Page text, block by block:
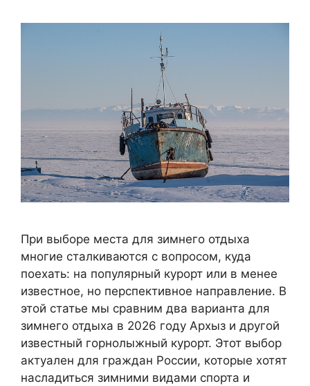
При выборе места для зимнего отдыха
многие сталкиваются с вопросом, куда
поехать: на популярный курорт или в менее
известное, но перспективное направление. В
этой статье мы сравним два варианта для
зимнего отдыха в 2026 году Архыз и другой
известный горнолыжный курорт. Этот выбор
актуален для граждан России, которые хотят
насладиться зимними видами спорта и